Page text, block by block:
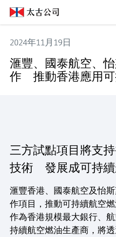
2024年11月19日
滙豐、國泰航空、
作 推動香港應用可
三方試點項目將支
技術 發展成可持續
滙豐香港、國泰航空及怡
作項目，推動可持續航空
作為香港規模最大銀行、
持續航空燃油生產商，將